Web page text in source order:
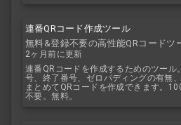
連番QRコード作成ツール
無料&登録不要の高性能QRコードツ
2ヶ月前に更新
連番QRコードを作成するためのツー
号、終了番号、ゼロパディングの有無
まとめてQRコードを作成できます。
不要。無料。